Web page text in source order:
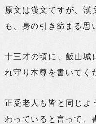
原文は漢文ですが、漢
も、身の引き締まる思
十三才の頃に、飯山城
れ守り本尊を書いてく
正受老人も皆と同じよ
わっていると言って、